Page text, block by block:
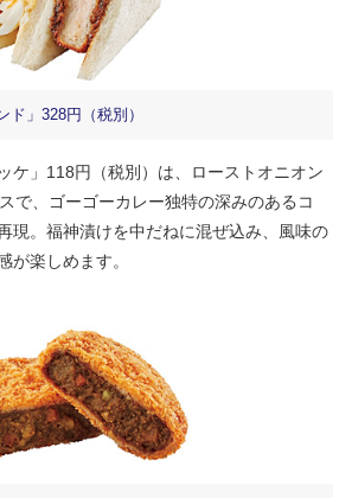
ド」328円（税別）
ケ」118円（税別）は、ローストオニオン
で、ゴーゴーカレー独特の深みのあるコ
現。福神漬けを中だねに混ぜ込み、風味の
が楽しめます。